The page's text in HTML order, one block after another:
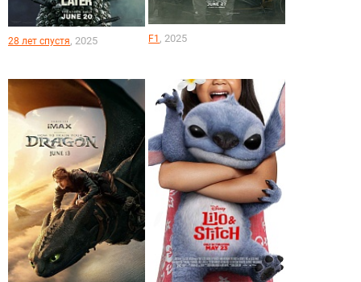
28 лет спустя, 2025 F1 , 2025